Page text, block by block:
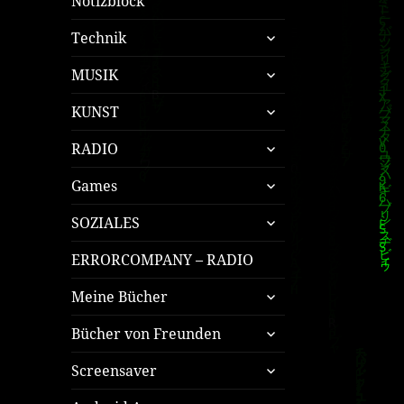
Technik
untermenü
öffnen
MUSIK
untermenü
öffnen
KUNST
untermenü
öffnen
RADIO
untermenü
öffnen
Games
untermenü
öffnen
SOZIALES
untermenü
öffnen
ERRORCOMPANY – RADIO
Meine Bücher
untermenü
öffnen
Bücher von Freunden
untermenü
öffnen
Screensaver
untermenü
öffnen